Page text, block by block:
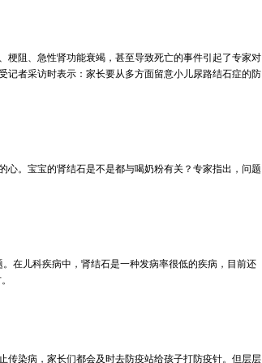
梗阻、急性肾功能衰竭，甚至导致死亡的事件引起了专家对
记者采访时表示：家长要从多方面留意小儿尿路结石症的防
。宝宝的肾结石是不是都与喝奶粉有关？专家指出，问题
在儿科疾病中，肾结石是一种发病率很低的疾病，目前还
传染病，家长们都会及时去防疫站给孩子打防疫针。但层层